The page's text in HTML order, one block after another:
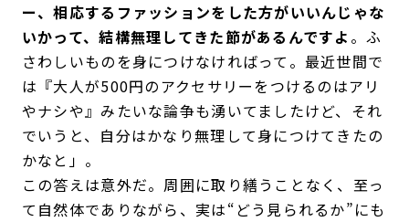
ー、相応するファッションをした方がいいんじゃな
いかって、結構無理してきた節があるんですよ 。ふ
さわしいものを身につけなければって。最近世間で
は『大人が500円のアクセサリーをつけるのはアリ
やナシや』みたいな論争も湧いてましたけど、それ
でいうと、自分はかなり無理して身につけてきたの
かなと」。
この答えは意外だ。周囲に取り繕うことなく、至っ
て自然体でありながら、実は“どう見られるか”にも